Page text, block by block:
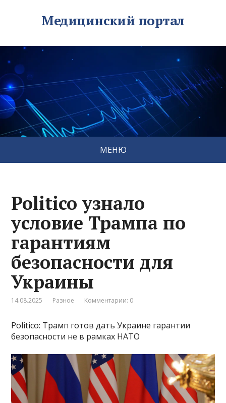
Медицинский портал
МЕНЮ
Politico узнало
условие Трампа по
гарантиям
безопасности для
Украины
14.08.2025 Разное Комментарии: 0
Politico: Трамп готов дать Украине гарантии
безопасности не в рамках НАТО